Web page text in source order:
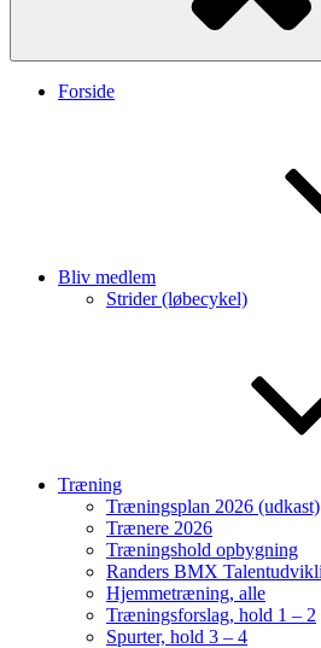
Forside
Bliv medlem
Strider (løbecykel)
Træning
Træningsplan 2026 (udkast)
Trænere 2026
Træningshold opbygning
Randers BMX
Hjemmetræning, alle
Træningsforslag, hold 1 – 2
Spurter, hold 3 – 4